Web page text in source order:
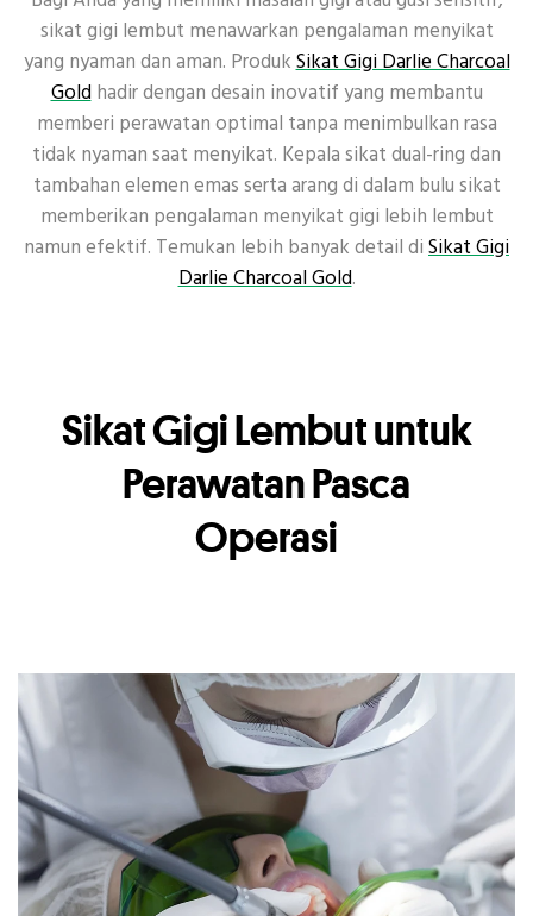
sikat gigi lembut menawarkan pengalaman menyikat
yang nyaman dan aman. ProdukSikat Gigi Darlie Charcoal
Goldhadir dengan desain inovatif yang membantu
memberi perawatan optimal tanpa menimbulkan rasa
tidak nyaman saat menyikat. Kepala sikat dual-ring dan
tambahan elemen emas serta arang di dalam bulu sikat
memberikan pengalaman menyikat gigi lebih lembut
namun efektif. Temukan lebih banyak detail diSikat Gigi
Darlie Charcoal Gold.
Sikat Gigi Lembut untuk
Perawatan Pasca
Operasi